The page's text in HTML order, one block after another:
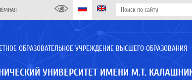
ОБРАЗОВАТЕЛЬНОЕ УЧРЕЖДЕНИЕ ВЫСШЕГО ОБРАЗОВАНИЯ
УНИВЕРСИТЕТ ИМЕНИ М.Т.